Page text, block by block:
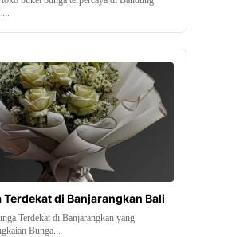
Terdekat di Banjarangkan Bali
Terdekat di Banjarangkan yang
Bunga...